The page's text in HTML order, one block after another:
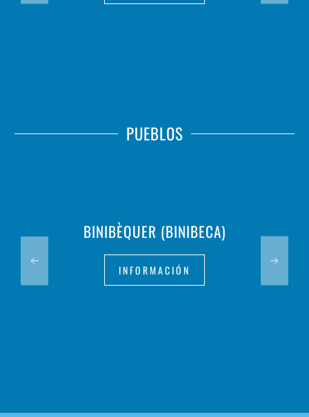
PUEBLOS
BINIBÈQUER (BINIBECA)
INFORMACIÓN